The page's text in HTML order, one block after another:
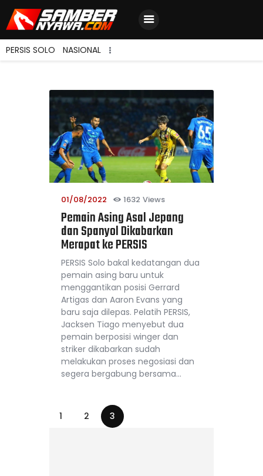
PERSIS SOLO NASIONAL
Berita Terbaru
Jadwal & Hasil
Klasemen
01/08/2022 1632 Views
Pemain Asing Asal Jepang
dan Spanyol Dikabarkan
Merapat ke PERSIS
PERSIS Solo bakal kedatangan dua
pemain asing baru untuk
menggantikan posisi Gerrard
Artigas dan Aaron Evans yang
baru saja dilepas. Pelatih PERSIS,
Jacksen Tiago menyebut dua
pemain berposisi winger dan
striker dikabarkan sudah
melakukan proses negosiasi dan
segera bergabung bersama…
1 2 3